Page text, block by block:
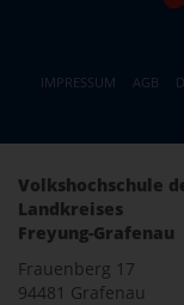
IMPRESSUM AGB
Volkshochschule
Landkreises
Freyung-Grafenau
Frauenberg 17
94481 Grafenau